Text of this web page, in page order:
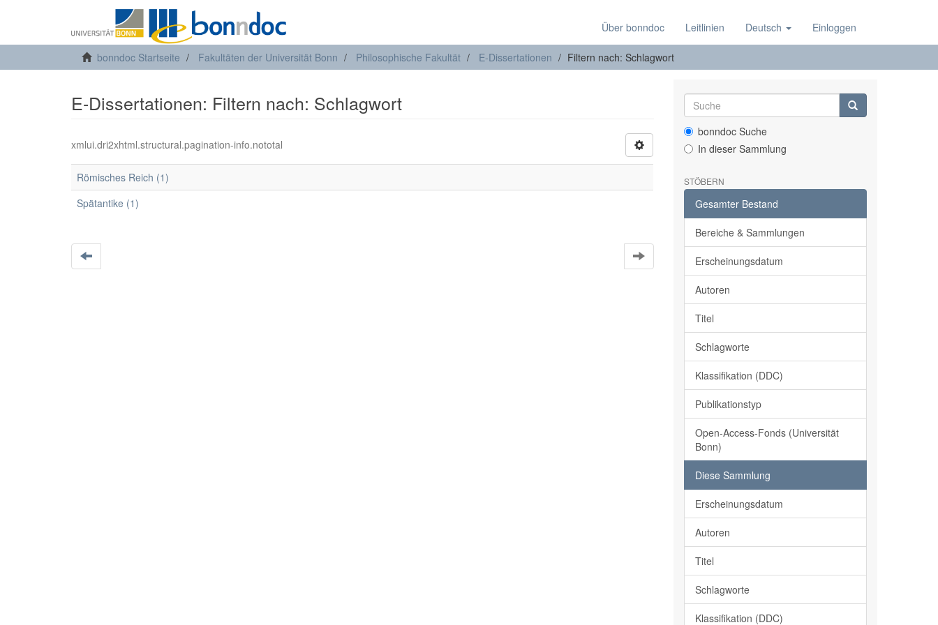
Über bonndoc Leitlinien Deutsch Einloggen
bonndoc Startseite Fakultäten der Universität Bonn Philosophische Fakultät E-Dissertationen Filtern nach: Schlagwort
E-Dissertationen: Filtern nach: Schlagwort
xmlui.dri2xhtml.structural.pagination-info.nototal
Römisches Reich (1)
Spätantike (1)
bonndoc Suche
In dieser Sammlung
STÖBERN
Gesamter Bestand
Bereiche & Sammlungen
Erscheinungsdatum
Autoren
Titel
Schlagworte
Klassifikation (DDC)
Publikationstyp
Open-Access-Fonds (Universität
Bonn)
Diese Sammlung
Erscheinungsdatum
Autoren
Titel
Schlagworte
Klassifikation (DDC)